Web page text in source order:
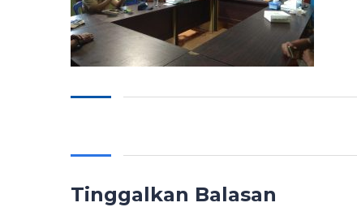
Tinggalkan Balasan